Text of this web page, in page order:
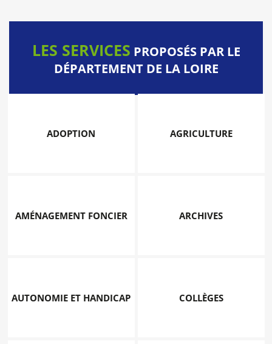
LES SERVICES PROPOSÉS PAR LE
DÉPARTEMENT DE LA LOIRE
ADOPTION AGRICULTURE
AMÉNAGEMENT FONCIER ARCHIVES
AUTONOMIE ET HANDICAP COLLÈGES